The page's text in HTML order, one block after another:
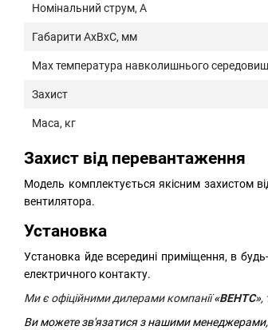
Номінальний струм, А
Габарити АхВхС, мм
Max температура навколишнього
Захист
Маса, кг
Захист від перевантаження
Модель комплектується якісним захистом
вентилятора.
Установка
Установка йде всередині приміщення, в
електричного контакту.
Ми є офіційними дилерами компанії«ВЕНТС»,
Ви можете зв'язатися з нашими